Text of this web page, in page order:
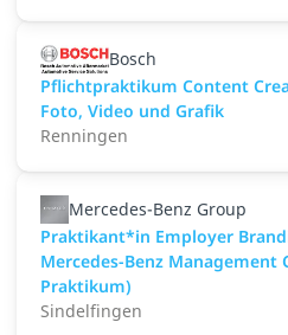
Bosch
Pflichtpraktikum Content
Foto, Video und Grafik
Renningen
Mercedes-Benz Group
Praktikant*in Employer
Mercedes-Benz Management
Praktikum)
Sindelfingen